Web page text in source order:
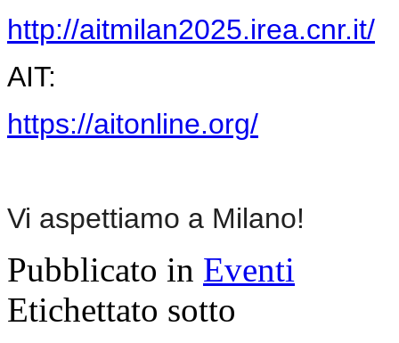
http://aitmilan2025.irea.cnr.it/
AIT:
https://aitonline.org/
Vi aspettiamo a Milano!
Pubblicato in Eventi
Etichettato sotto